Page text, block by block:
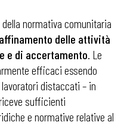
della normativa comunitaria
affinamento delle attività
e di accertamento. Le
efficaci essendo
distaccati – in
sufficienti
e normative relative al